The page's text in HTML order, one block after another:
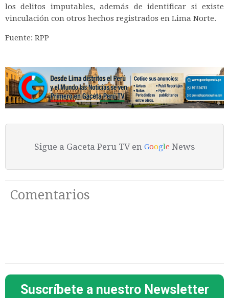
los delitos imputables, además de identificar si existe
vinculación con otros hechos registrados en Lima Norte.
Fuente: RPP
Sigue a Gaceta Peru TV en Google News
Comentarios
Suscríbete a nuestro Newsletter